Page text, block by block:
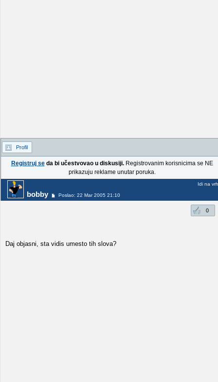
Profil
Registruj seda bi učestvovao u diskusiji.Registrovanim korisnicima se NE
prikazuju reklame unutar poruka.
bobby Poslao: 22 Mar 2005 21:10
Idi na vrh
0
Daj objasni, sta vidis umesto tih slova?